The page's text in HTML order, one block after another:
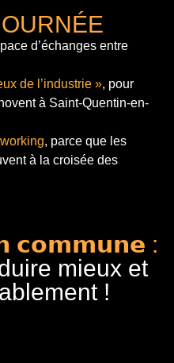
d’échanges entre
de l’industrie », pour
à Saint-Quentin-en-
, parce que les
à la croisée des
𝗰𝗼𝗺𝗺𝘂𝗻𝗲 :
mieux et
!